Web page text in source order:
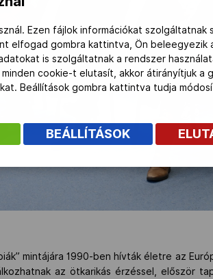
mintájára 1990-ben hívták életre az
az ötkarikás érzéssel, először
Ezen fájlok információkat szolgáltatnak
elfogad gombra kattintva, Ön beleegyezik
is szolgáltatnak a rendszer
cookie-t elutasít, akkor átirányítjuk a
Beállítások gombra kattintva tudja
BEÁLLÍTÁSOK